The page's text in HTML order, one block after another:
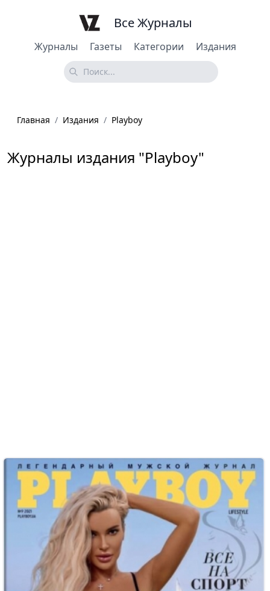
Журналы Газеты Категории Издания
Все Журналы
Главная / Издания / Playboy
Журналы издания "Playboy"